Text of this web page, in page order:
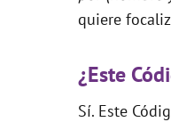
quiere
¿Este
Sí. Este